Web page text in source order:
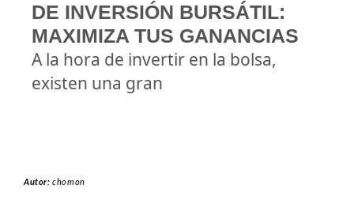
DE INVERSIÓN BURSÁTIL:
MAXIMIZA TUS GANANCIAS
A la hora de invertir en la bolsa,
existen una gran
Autor:chomon